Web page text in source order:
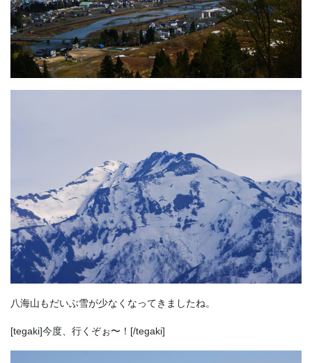
八海山もだいぶ雪が少なくなってきましたね。
[tegaki]今度、行くぞぉ〜！[/tegaki]